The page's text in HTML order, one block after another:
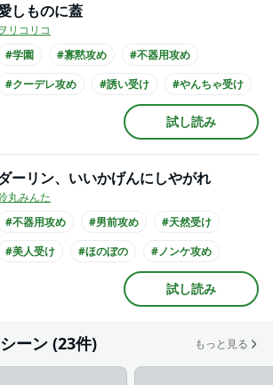
しものに蓋
リコリコ
#学園
#寡黙攻め
#不器用攻め
#クーデレ攻め
#誘い受け
#やんちゃ受け
#せつない
#シュール
試し読み
ーリン、いいかげんにしやがれ
丸みんた
#不器用攻め
#男前攻め
#天然受け
#美人受け
#ほのぼの
#ノンケ攻め
#10代受け 試し読み
ーン (23件) もっと見る